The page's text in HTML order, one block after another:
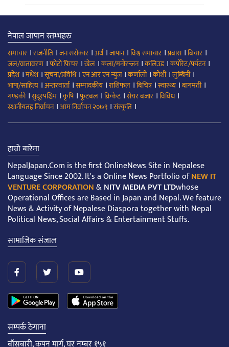
नेपाल जापान स्तम्भहरु
समाचार ।राजनीति ।जन सरोकार ।अर्थ।जापान।विश्व समाचार ।प्रबास।बिचार ।
जल/वातावरण ।फोटो फिचर ।खेल ।कला/मनोरन्जन।कलिउड।कर्पोरेट/पर्यटन।
प्रदेश।मधेश।सूचना/प्रविधि।एन आर एन न्युज।कर्णाली।कोशी।लुम्बिनी।
भाषा/साहित्य ।अन्तरवार्ता।सम्पादकीय ।राशिफल ।बिचित्र।स्वास्थ्य ।बागमती।
गण्डकी।सुदूरपश्चिम ।कृषि।फूटबल ।क्रिकेट।सेयर बजार ।विविध।
स्थानीयतह निर्वाचन।आम निर्वाचन २०७९ ।संस्कृति ।
हाम्रो बारेमा
NepalJapan.Com is the first OnlineNews Site in Nepalese
Language Since 2002. It's a Online News Portfolio ofNEW IT
VENTURE CORPORATION&NITV MEDIA PVT LTDwhose
Operational Offices are Based in Japan and Nepal. We feature
News & Activity of Nepalese Diaspora together with Nepal
Political News, Social Affairs & Entertainment Stuffs.
सामाजिक संजाल
सम्पर्क ठेगाना
बाँसबारी, कपन मार्ग, घर नम्बर १५१